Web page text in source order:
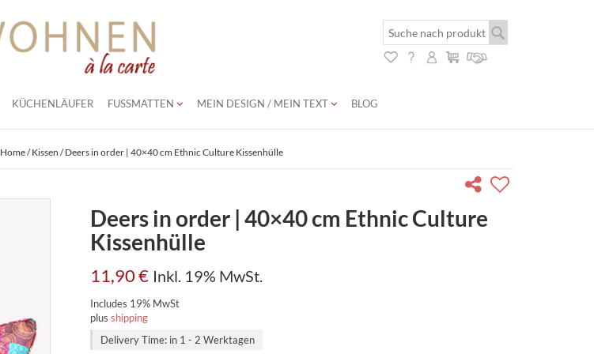
KÜCHENLÄUFER FUSSMATTEN MEIN DESIGN / MEIN TEXT BLOG
Home/Kissen / Deers in order | 40×40 cm Ethnic Culture Kissenhülle
Deers in order | 40×40 cm Ethnic Culture
Kissenhülle
11,90€ Inkl. 19% MwSt.
Includes 19% MwSt
plus shipping
Delivery Time: in 1 - 2 Werktagen